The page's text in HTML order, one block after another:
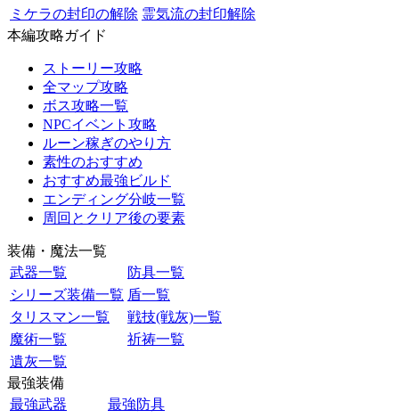
ミケラの封印の解除 霊気流の封印解除
本編攻略ガイド
ストーリー攻略
全マップ攻略
ボス攻略一覧
NPCイベント攻略
ルーン稼ぎのやり方
素性のおすすめ
おすすめ最強ビルド
エンディング分岐一覧
周回とクリア後の要素
装備・魔法一覧
武器一覧
防具一覧
シリーズ装備一覧 盾一覧
タリスマン一覧
戦技(戦灰)一覧
魔術一覧
祈祷一覧
遺灰一覧
最強装備
最強武器
最強防具